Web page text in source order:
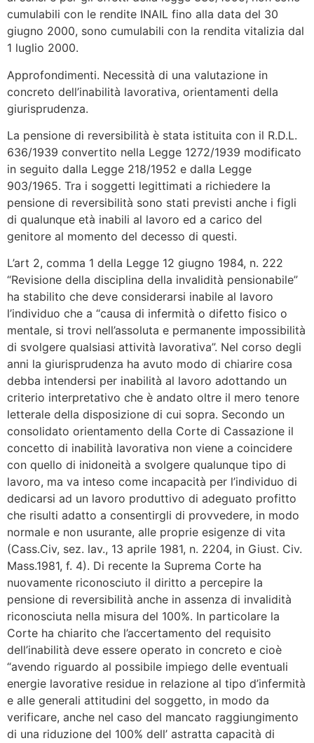
cumulabili con le rendite INAIL fino alla data del 30
giugno 2000, sono cumulabili con la rendita vitalizia dal
1 luglio 2000.
Approfondimenti. Necessità di una valutazione in
concreto dell’inabilità lavorativa, orientamenti della
giurisprudenza.
La pensione di reversibilità è stata istituita con il R.D.L.
636/1939 convertito nella Legge 1272/1939 modificato
in seguito dalla Legge 218/1952 e dalla Legge
903/1965. Tra i soggetti legittimati a richiedere la
pensione di reversibilità sono stati previsti anche i figli
di qualunque età inabili al lavoro ed a carico del
genitore al momento del decesso di questi.
L’art 2, comma 1 della Legge 12 giugno 1984, n. 222
“Revisione della disciplina della invalidità pensionabile”
ha stabilito che deve considerarsi inabile al lavoro
l’individuo che a “causa di infermità o difetto fisico o
mentale, si trovi nell’assoluta e permanente impossibilità
di svolgere qualsiasi attività lavorativa”. Nel corso degli
anni la giurisprudenza ha avuto modo di chiarire cosa
debba intendersi per inabilità al lavoro adottando un
criterio interpretativo che è andato oltre il mero tenore
letterale della disposizione di cui sopra. Secondo un
consolidato orientamento della Corte di Cassazione il
concetto di inabilità lavorativa non viene a coincidere
con quello di inidoneità a svolgere qualunque tipo di
lavoro, ma va inteso come incapacità per l’individuo di
dedicarsi ad un lavoro produttivo di adeguato profitto
che risulti adatto a consentirgli di provvedere, in modo
normale e non usurante, alle proprie esigenze di vita
(Cass.Civ, sez. lav., 13 aprile 1981, n. 2204, in Giust. Civ.
Mass.1981, f. 4). Di recente la Suprema Corte ha
nuovamente riconosciuto il diritto a percepire la
pensione di reversibilità anche in assenza di invalidità
riconosciuta nella misura del 100%. In particolare la
Corte ha chiarito che l’accertamento del requisito
dell’inabilità deve essere operato in concreto e cioè
“avendo riguardo al possibile impiego delle eventuali
energie lavorative residue in relazione al tipo d’infermità
e alle generali attitudini del soggetto, in modo da
verificare, anche nel caso del mancato raggiungimento
di una riduzione del 100% dell’ astratta capacità di